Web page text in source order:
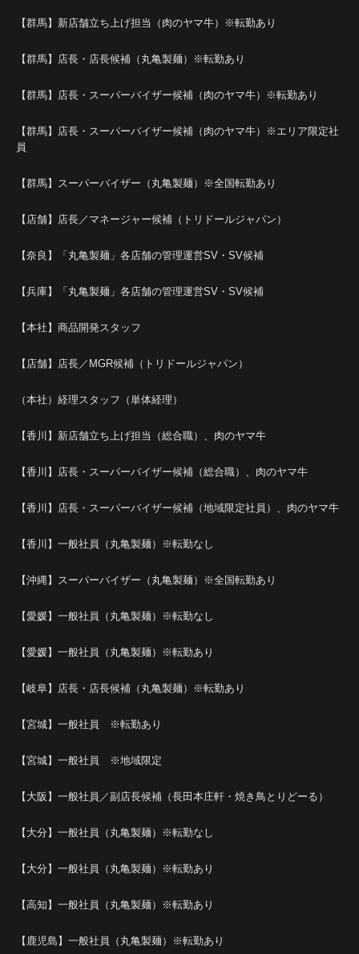
【群馬】新店舗立ち上げ担当（肉のヤマ牛）※転勤あり
【群馬】店長・店長候補（丸亀製麺）※転勤あり
【群馬】店長・スーパーバイザー候補（肉のヤマ牛）※転勤あり
【群馬】店長・スーパーバイザー候補（肉のヤマ牛）※エリア限定社
員
【群馬】スーパーバイザー（丸亀製麺）※全国転勤あり
【店舗】店長／マネージャー候補（トリドールジャパン）
【奈良】「丸亀製麺」各店舗の管理運営SV・SV候補
【兵庫】「丸亀製麺」各店舗の管理運営SV・SV候補
【本社】商品開発スタッフ
【店舗】店長／MGR候補（トリドールジャパン）
（本社）経理スタッフ（単体経理）
【香川】新店舗立ち上げ担当（総合職）、肉のヤマ牛
【香川】店長・スーパーバイザー候補（総合職）、肉のヤマ牛
【香川】店長・スーパーバイザー候補（地域限定社員）、肉のヤマ牛
【香川】一般社員（丸亀製麺）※転勤なし
【沖縄】スーパーバイザー（丸亀製麺）※全国転勤あり
【愛媛】一般社員（丸亀製麺）※転勤なし
【愛媛】一般社員（丸亀製麺）※転勤あり
【岐阜】店長・店長候補（丸亀製麺）※転勤あり
【宮城】一般社員 ※転勤あり
【宮城】一般社員 ※地域限定
【大阪】一般社員／副店長候補（長田本庄軒・焼き鳥とりどーる）
【大分】一般社員（丸亀製麺）※転勤なし
【大分】一般社員（丸亀製麺）※転勤あり
【高知】一般社員（丸亀製麺）※転勤あり
【鹿児島】一般社員（丸亀製麺）※転勤あり